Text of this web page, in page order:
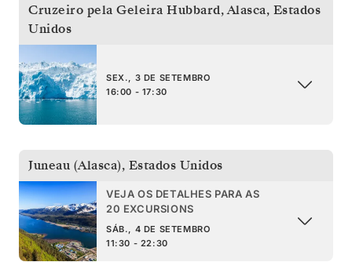
Cruzeiro pela Geleira Hubbard, Alasca, Estados
Unidos
SEX., 3 DE SETEMBRO
16:00 - 17:30
Juneau (Alasca), Estados Unidos
VEJA OS DETALHES PARA AS
20 EXCURSIONS
SÁB., 4 DE SETEMBRO
11:30 - 22:30